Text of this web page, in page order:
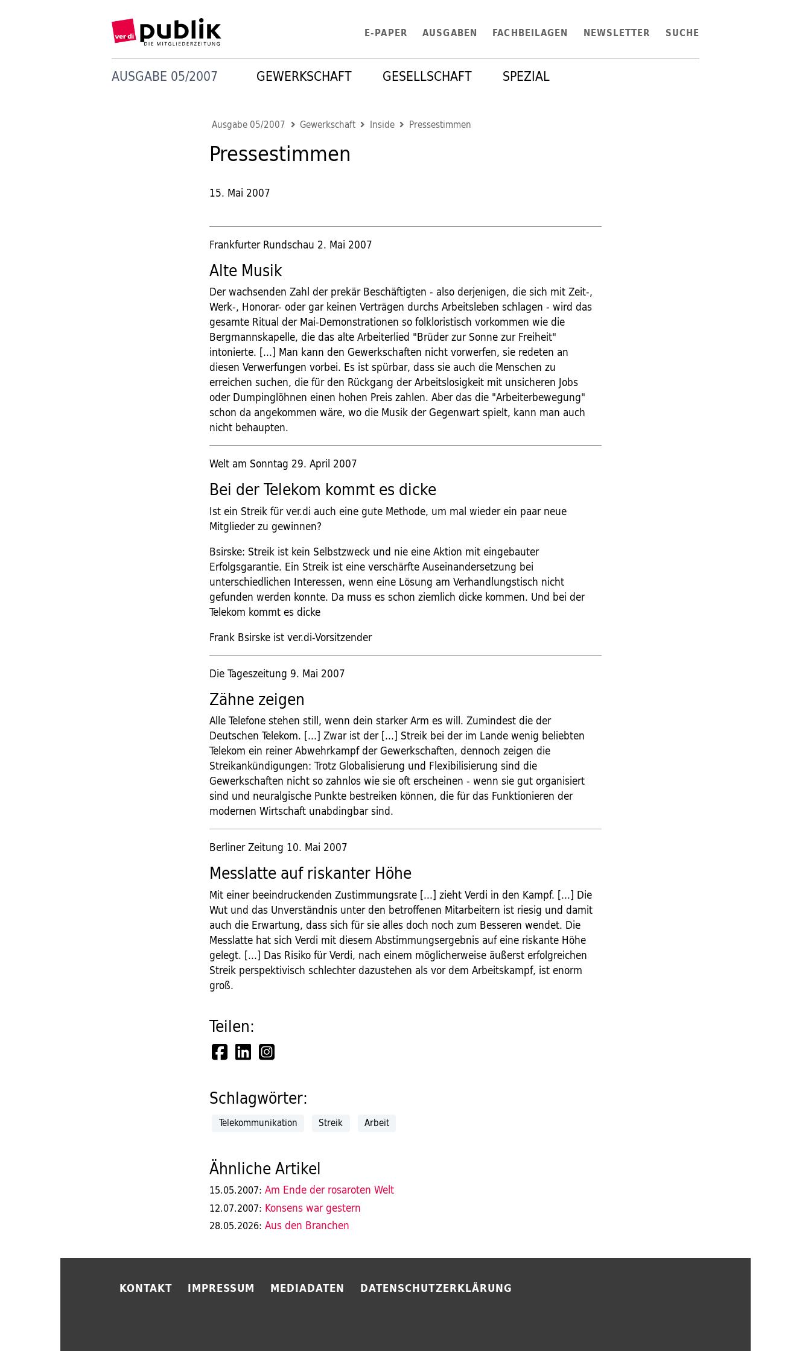
E-PAPER AUSGABEN FACHBEILAGEN NEWSLETTER SUCHE
AUSGABE 05/2007 GEWERKSCHAFT GESELLSCHAFT SPEZIAL
Ausgabe 05/2007 Gewerkschaft Inside Pressestimmen
Pressestimmen
15. Mai 2007
Frankfurter Rundschau 2. Mai 2007
Alte Musik
Der wachsenden Zahl der prekär Beschäftigten - also derjenigen, die sich mit Zeit-,
Werk-, Honorar- oder gar keinen Verträgen durchs Arbeitsleben schlagen - wird das
gesamte Ritual der Mai-Demonstrationen so folkloristisch vorkommen wie die
Bergmannskapelle, die das alte Arbeiterlied "Brüder zur Sonne zur Freiheit"
intonierte. [...] Man kann den Gewerkschaften nicht vorwerfen, sie redeten an
diesen Verwerfungen vorbei. Es ist spürbar, dass sie auch die Menschen zu
erreichen suchen, die für den Rückgang der Arbeitslosigkeit mit unsicheren Jobs
oder Dumpinglöhnen einen hohen Preis zahlen. Aber das die "Arbeiterbewegung"
schon da angekommen wäre, wo die Musik der Gegenwart spielt, kann man auch
nicht behaupten.
Welt am Sonntag 29. April 2007
Bei der Telekom kommt es dicke
Ist ein Streik für ver.di auch eine gute Methode, um mal wieder ein paar neue
Mitglieder zu gewinnen?
Bsirske: Streik ist kein Selbstzweck und nie eine Aktion mit eingebauter
Erfolgsgarantie. Ein Streik ist eine verschärfte Auseinandersetzung bei
unterschiedlichen Interessen, wenn eine Lösung am Verhandlungstisch nicht
gefunden werden konnte. Da muss es schon ziemlich dicke kommen. Und bei der
Telekom kommt es dicke
Frank Bsirske ist ver.di-Vorsitzender
Die Tageszeitung 9. Mai 2007
Zähne zeigen
Alle Telefone stehen still, wenn dein starker Arm es will. Zumindest die der
Deutschen Telekom. [...] Zwar ist der [...] Streik bei der im Lande wenig beliebten
Telekom ein reiner Abwehrkampf der Gewerkschaften, dennoch zeigen die
Streikankündigungen: Trotz Globalisierung und Flexibilisierung sind die
Gewerkschaften nicht so zahnlos wie sie oft erscheinen - wenn sie gut organisiert
sind und neuralgische Punkte bestreiken können, die für das Funktionieren der
modernen Wirtschaft unabdingbar sind.
Berliner Zeitung 10. Mai 2007
Messlatte auf riskanter Höhe
Mit einer beeindruckenden Zustimmungsrate [...] zieht Verdi in den Kampf. [...] Die
Wut und das Unverständnis unter den betroffenen Mitarbeitern ist riesig und damit
auch die Erwartung, dass sich für sie alles doch noch zum Besseren wendet. Die
Messlatte hat sich Verdi mit diesem Abstimmungsergebnis auf eine riskante Höhe
gelegt. [...] Das Risiko für Verdi, nach einem möglicherweise äußerst erfolgreichen
Streik perspektivisch schlechter dazustehen als vor dem Arbeitskampf, ist enorm
groß.
Teilen:
Schlagwörter:
Telekommunikation Streik Arbeit
Ähnliche Artikel
15.05.2007: Am Ende der rosaroten Welt
12.07.2007: Konsens war gestern
28.05.2026: Aus den Branchen
KONTAKT IMPRESSUM MEDIADATEN DATENSCHUTZERKLÄRUNG